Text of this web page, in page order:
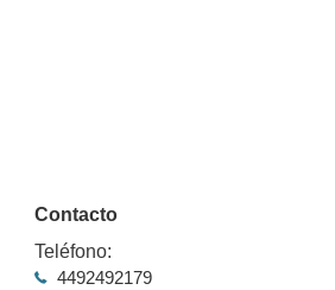
Contacto
Teléfono:
4492492179